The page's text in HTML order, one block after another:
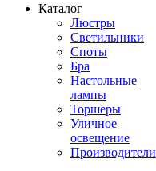
Каталог
Люстры
Светильники
Споты
Бра
Настольные
лампы
Торшеры
Уличное
освещение
Производители